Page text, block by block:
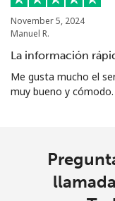
November 5, 2024
Manuel R.
La información
Me gusta mucho el
muy bueno y cómodo.